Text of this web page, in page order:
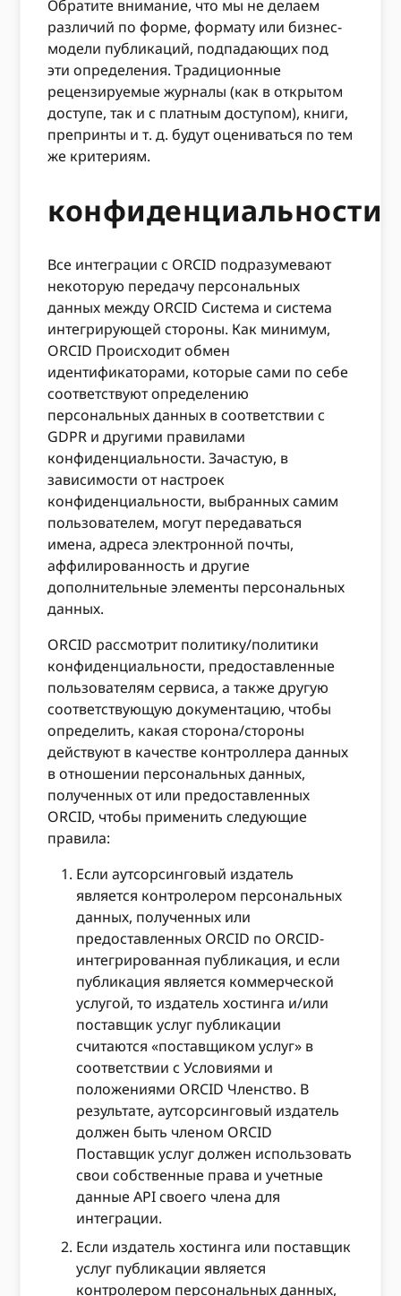
Обратите внимание, что мы не делаем
различий по форме, формату или бизнес-
модели публикаций, подпадающих под
эти определения. Традиционные
рецензируемые журналы (как в открытом
доступе, так и с платным доступом), книги,
препринты и т. д. будут оцениваться по тем
же критериям.
конфиденциальности
Все интеграции с ORCID подразумевают
некоторую передачу персональных
данных между ORCID Система и система
интегрирующей стороны. Как минимум,
ORCID Происходит обмен
идентификаторами, которые сами по себе
соответствуют определению
персональных данных в соответствии с
GDPR и другими правилами
конфиденциальности. Зачастую, в
зависимости от настроек
конфиденциальности, выбранных самим
пользователем, могут передаваться
имена, адреса электронной почты,
аффилированность и другие
дополнительные элементы персональных
данных.
ORCID рассмотрит политику/политики
конфиденциальности, предоставленные
пользователям сервиса, а также другую
соответствующую документацию, чтобы
определить, какая сторона/стороны
действуют в качестве контроллера данных
в отношении персональных данных,
полученных от или предоставленных
ORCID, чтобы применить следующие
правила:
Если аутсорсинговый издатель
является контролером персональных
данных, полученных или
предоставленных ORCID по ORCID-
интегрированная публикация, и если
публикация является коммерческой
услугой, то издатель хостинга и/или
поставщик услуг публикации
считаются «поставщиком услуг» в
соответствии с Условиями и
положениями ORCID Членство. В
результате, аутсорсинговый издатель
должен быть членом ORCID
Поставщик услуг должен использовать
свои собственные права и учетные
данные API своего члена для
интеграции.
Если издатель хостинга или поставщик
услуг публикации является
контролером персональных данных,